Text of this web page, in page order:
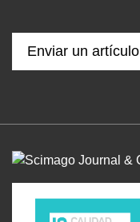
Enviar un artículo